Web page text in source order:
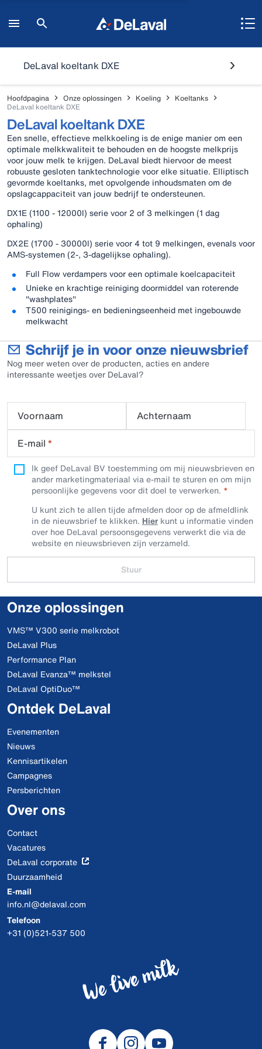
DeLaval koeltank DXE
Hoofdpagina Onze oplossingen Koeling
Koeltanks
DeLaval koeltank DXE
DeLaval koeltank DXE
Een snelle, effectieve melkkoeling is de enige manier om een
optimale melkkwaliteit te behouden en de hoogste melkprijs
voor jouw melk te krijgen. DeLaval biedt hiervoor de meest
robuuste gesloten tanktechnologie voor elke situatie. Elliptisch
gevormde koeltanks, met opvolgende inhoudsmaten om de
opslagcappaciteit van jouw bedrijf te ondersteunen.
DX1E (1100 - 12000l) serie voor 2 of 3 melkingen (1 dag
ophaling)
DX2E (1700 - 30000l) serie voor 4 tot 9 melkingen, evenals voor
AMS-systemen (2-, 3-dagelijkse ophaling).
Full Flow verdampers voor een optimale koelcapaciteit
Unieke en krachtige reiniging doormiddel van roterende
"washplates"
T500 reinigings- en bedieningseenheid met ingebouwde
melkwacht
Schrijf je in voor onze nieuwsbrief
Nog meer weten over de producten, acties en andere
interessante weetjes over DeLaval?
Voornaam
Achternaam
E-mail *
Ik geef DeLaval BV toestemming om mij nieuwsbrieven en
ander marketingmateriaal via e-mail te sturen en om mijn
persoonlijke gegevens voor dit doel te verwerken.
U kunt zich te allen tijde afmelden door op de afmeldlink
in de nieuwsbrief te klikken. Hier kunt u informatie vinden
over hoe DeLaval persoonsgegevens verwerkt die via de
website en nieuwsbrieven zijn verzameld.
Stuur
Onze oplossingen
VMS™ V300 serie melkrobot
DeLaval Plus
Performance Plan
DeLaval Evanza™ melkstel
DeLaval OptiDuo™
Ontdek DeLaval
Evenementen
Nieuws
Kennisartikelen
Campagnes
Persberichten
Over ons
Contact
Vacatures
DeLaval corporate
Duurzaamheid
E-mail
info.nl@delaval.com
Telefoon
+31 (0)521-537 500